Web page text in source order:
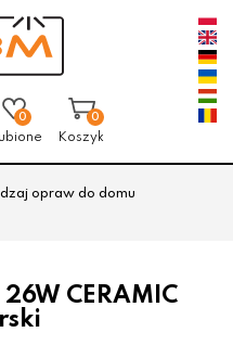
0 0
Koszyk
opraw do domu
CERAMIC